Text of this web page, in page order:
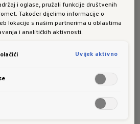
područja uspješnog
iskorak: Volkswagen
izrazito modernim
SUV je pri tomu prvi
i oglase, pružali funkcije društvenih
Također dijelimo informacije o
lokacije s našim partnerima u oblastima
i analitičkih aktivnosti.
Uvijek aktivno